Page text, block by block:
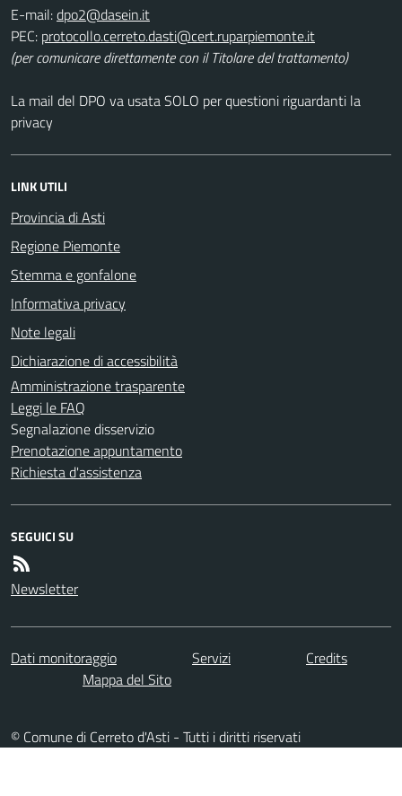
E-mail:
PEC:
(per comunicare direttamente con il Titolare del trattamento)
La mail del DPO va usata SOLO per questioni riguardanti la
privacy
LINK UTILI
Provincia di Asti
Regione Piemonte
Stemma e gonfalone
Informativa privacy
Note legali
Dichiarazione di accessibilità
Amministrazione trasparente
Leggi le FAQ
Segnalazione disservizio
Prenotazione appuntamento
Richiesta d'assistenza
SEGUICI SU
Newsletter
Dati monitoraggio Servizi
Credits
Mappa del Sito
© Comune di Cerreto d'Asti - Tutti i diritti riservati